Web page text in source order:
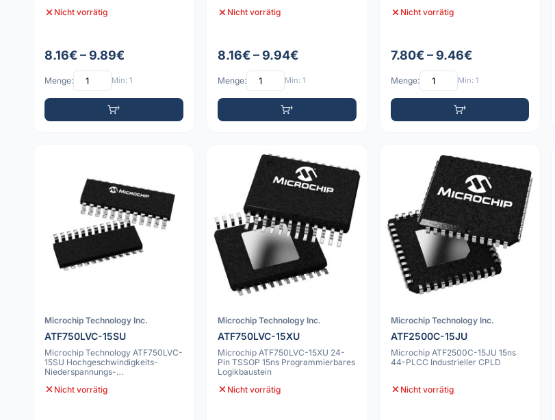
Nicht vorrätig
8.16€ – 9.89€
Menge: Min: 1
Nicht vorrätig
8.16€ – 9.94€
Menge: Min: 1
Nicht vorrätig
7.80€ – 9.46€
Menge: Min: 1
Microchip Technology Inc.
ATF750LVC-15SU
Microchip Technology ATF750LVC-
15SU Hochgeschwindigkeits-
Niederspannungs-
Nicht vorrätig
Microchip Technology Inc.
ATF750LVC-15XU
Microchip ATF750LVC-15XU 24-
Pin TSSOP 15ns Programmierbares
Logikbaustein
Nicht vorrätig
Microchip Technology Inc.
ATF2500C-15JU
Microchip ATF2500C-15JU 15ns
44-PLCC Industrieller CPLD
Nicht vorrätig